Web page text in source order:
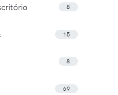
8
15
8
69